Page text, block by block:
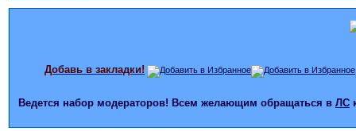
Добавь в закладки!
Ведется набор модераторов! Всем желающим обращаться в ЛС